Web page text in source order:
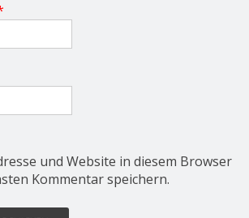
und Website in diesem Browser
Kommentar speichern.